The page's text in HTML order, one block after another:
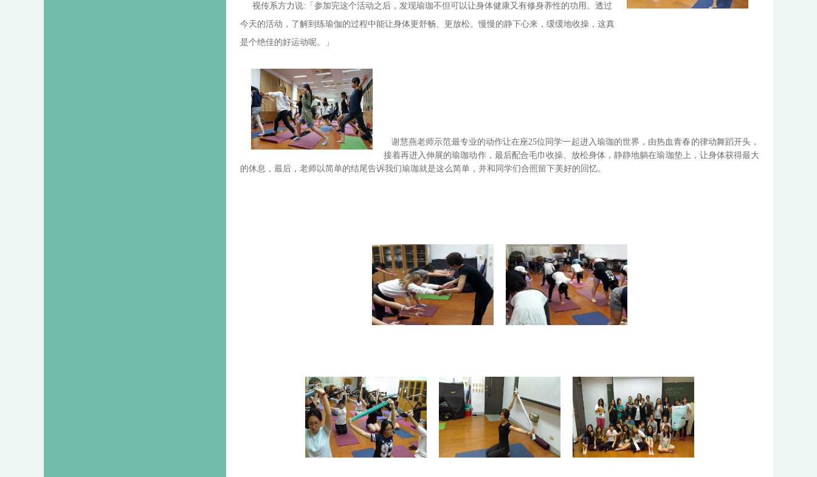
视传系方力说:「参加完这个活动之后，发现瑜珈不但可以让身体健康又有修身养性的功用。透过
今天的活动，了解到练瑜伽的过程中能让身体更舒畅、更放松。慢慢的静下心来，缓缓地收操，这真
是个绝佳的好运动呢。」
谢慧燕老师示范最专业的动作让在座25位同学一起进入瑜珈的世界，由热血青春的律动舞蹈开头，
接着再进入伸展的瑜珈动作，最后配合毛巾收操、放松身体，静静地躺在瑜珈垫上，让身体获得最大
的休息，最后，老师以简单的结尾告诉我们瑜珈就是这么简单，并和同学们合照留下美好的回忆。